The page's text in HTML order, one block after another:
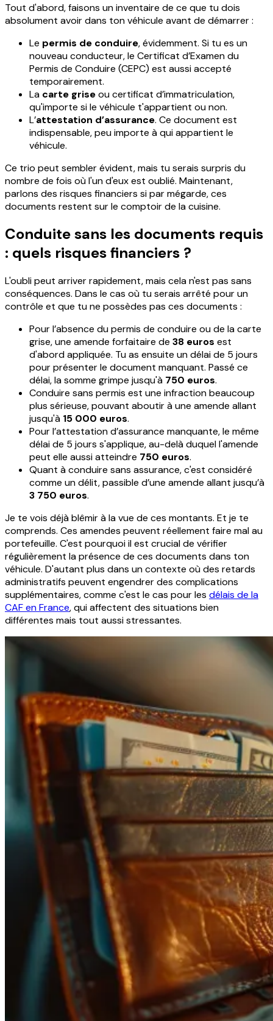
Tout d'abord, faisons un inventaire de ce que tu dois
absolument avoir dans ton véhicule avant de démarrer :
Le permis de conduire, évidemment. Si tu es un
nouveau conducteur, le Certificat d’Examen du
Permis de Conduire (CEPC) est aussi accepté
temporairement.
La carte griseou certificat d’immatriculation,
qu'importe si le véhicule t'appartient ou non.
L’attestation d’assurance. Ce document est
indispensable, peu importe à qui appartient le
véhicule.
Ce trio peut sembler évident, mais tu serais surpris du
nombre de fois où l'un d'eux est oublié. Maintenant,
parlons des risques financiers si par mégarde, ces
documents restent sur le comptoir de la cuisine.
Conduite sans les documents requis
: quels risques financiers ?
L'oubli peut arriver rapidement, mais cela n'est pas sans
conséquences. Dans le cas où tu serais arrêté pour un
contrôle et que tu ne possèdes pas ces documents :
Pour l’absence du permis de conduire ou de la carte
grise, une amende forfaitaire de 38 euros est
d'abord appliquée. Tu as ensuite un délai de 5 jours
pour présenter le document manquant. Passé ce
délai, la somme grimpe jusqu'à 750 euros.
Conduire sans permis est une infraction beaucoup
plus sérieuse, pouvant aboutir à une amende allant
jusqu'à 15 000 euros.
Pour l’attestation d’assurance manquante, le même
délai de 5 jours s'applique, au-delà duquel l'amende
peut elle aussi atteindre 750 euros.
Quant à conduire sans assurance, c'est considéré
comme un délit, passible d’une amende allant jusqu’à
3 750 euros.
Je te vois déjà blêmir à la vue de ces montants. Et je te
comprends. Ces amendes peuvent réellement faire mal au
portefeuille. C'est pourquoi il est crucial de vérifier
régulièrement la présence de ces documents dans ton
véhicule. D'autant plus dans un contexte où des retards
administratifs peuvent engendrer des complications
supplémentaires, comme c'est le cas pour les délais de la
CAF en France, qui affectent des situations bien
différentes mais tout aussi stressantes.